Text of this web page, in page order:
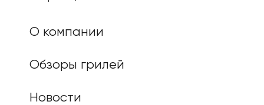
О компании
Обзоры грилей
Новости